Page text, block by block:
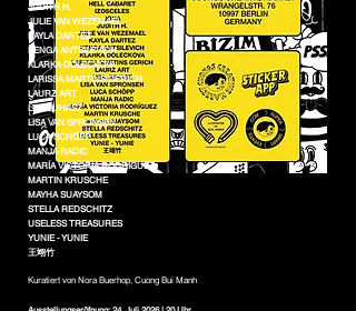
JUDITH H.
JULIE VAN WEZEMAEL
KAYLA DARTEZ
KENGA ANTSILEVICH
KLARKA DOLECKOVA
LARISSA MARTINS GERICH
LAURZ ART
LISA JUHASZ
LISA VAN SPRONSEN
LUCA SCHÖPP
MANJA RADIC
MARÍA VICTORIA RODRÍGUEZ
MARTIN KRUSCHE
MAYHA SUAYSOM
STELLA REDSCHITZ
USELESS TREASURES
YUNIE - YUNIE
王翊竹
Kuratiert von Nora Buerhop, Cuong Bui Manh